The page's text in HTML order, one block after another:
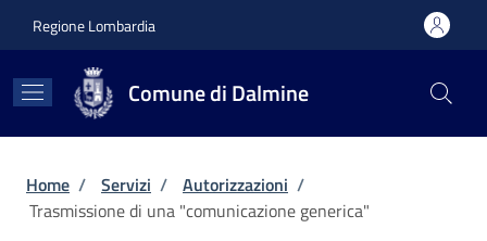
Regione Lombardia
Comune di Dalmine
Briciole di pane
Home / Servizi / Autorizzazioni /
Trasmissione di una "comunicazione generica"